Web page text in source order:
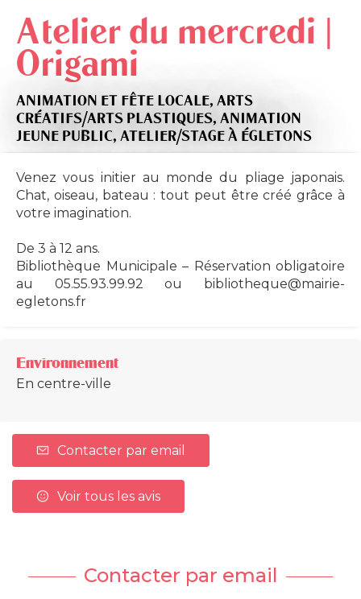
Atelier du mercredi |
Origami
ANIMATION ET FÊTE LOCALE, ARTS
CRÉATIFS/ARTS PLASTIQUES, ANIMATION
JEUNE PUBLIC, ATELIER/STAGE À ÉGLETONS
Venez vous initier au monde du pliage japonais.
Chat, oiseau, bateau : tout peut être créé grâce à
votre imagination.
De 3 à 12 ans.
Bibliothèque Municipale – Réservation obligatoire
au 05.55.93.99.92 ou bibliotheque@mairie-
egletons.fr
Environnement
En centre-ville
Contacter par email
Voir tous les avis
Contacter par email